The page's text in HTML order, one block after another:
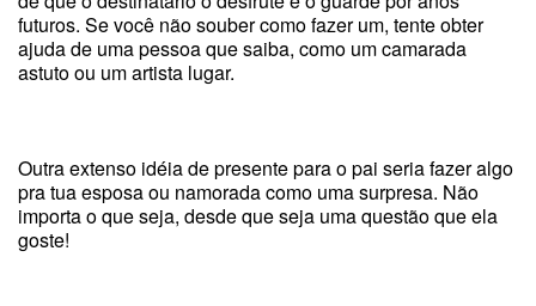
futuros. Se você não souber como fazer um, tente obter
ajuda de uma pessoa que saiba, como um camarada
astuto ou um artista lugar.
Outra extenso idéia de presente para o pai seria fazer algo
pra tua esposa ou namorada como uma surpresa. Não
importa o que seja, desde que seja uma questão que ela
goste!